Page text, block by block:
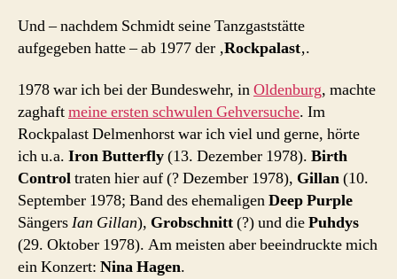
Und – nachdem Schmidt seine Tanzgaststätte
aufgegeben hatte – ab 1977 der ‚Rockpalast‚.
1978 war ich bei der Bundeswehr, inOldenburg, machte
zaghaftmeine ersten schwulen Gehversuche. Im
Rockpalast Delmenhorst war ich viel und gerne, hörte
ich u.a. Iron Butterfly(13. Dezember 1978). Birth
Controltraten hier auf (? Dezember 1978), Gillan(10.
September 1978; Band des ehemaligenDeep Purple
SängersIan Gillan), Grobschnitt(?) und diePuhdys
(29. Oktober 1978). Am meisten aber beeindruckte mich
ein Konzert: Nina Hagen.